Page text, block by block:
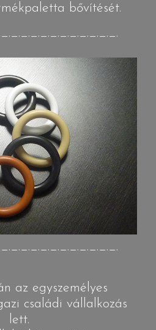
bővítését.
az egyszemélyes
családi vállalkozás
lett.